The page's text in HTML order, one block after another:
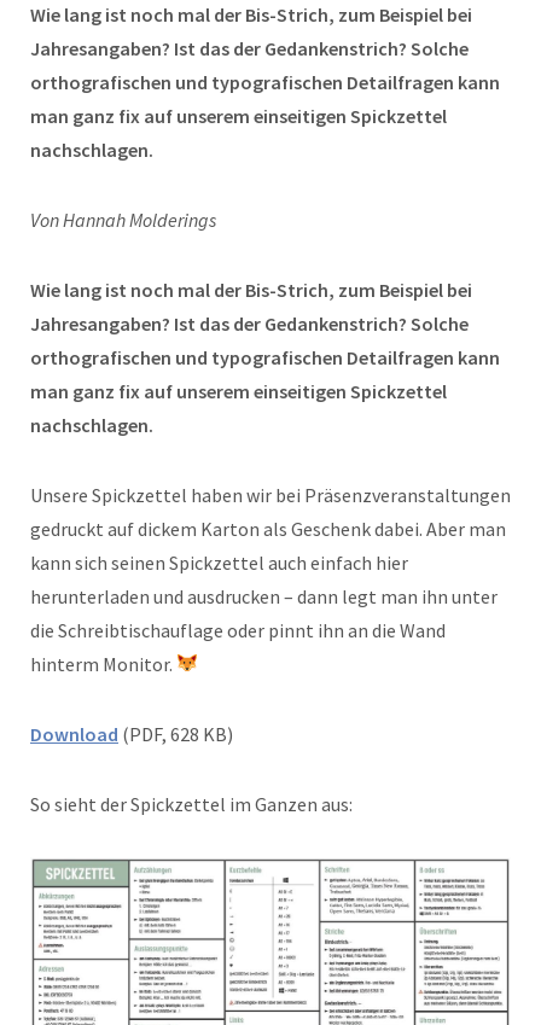
Wie lang ist noch mal der Bis-Strich, zum Beispiel bei
Jahresangaben? Ist das der Gedankenstrich? Solche
orthografischen und typografischen Detailfragen kann
man ganz fix auf unserem einseitigen Spickzettel
nachschlagen.
Von Hannah Molderings
Wie lang ist noch mal der Bis-Strich, zum Beispiel bei
Jahresangaben? Ist das der Gedankenstrich? Solche
orthografischen und typografischen Detailfragen kann
man ganz fix auf unserem einseitigen Spickzettel
nachschlagen.
Unsere Spickzettel haben wir bei Präsenzveranstaltungen
gedruckt auf dickem Karton als Geschenk dabei. Aber man
kann sich seinen Spickzettel auch einfach hier
herunterladen und ausdrucken – dann legt man ihn unter
die Schreibtischauflage oder pinnt ihn an die Wand
hinterm Monitor.
Download (PDF, 628 KB)
So sieht der Spickzettel im Ganzen aus: